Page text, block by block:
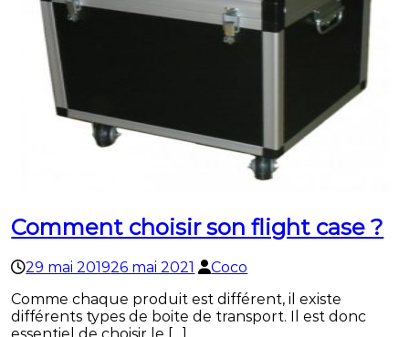
Comment choisir son flight case ?
29 mai 201926 mai 2021
Coco
Comme chaque produit est différent, il existe
différents types de boite de transport. Il est donc
essentiel de choisir le […]